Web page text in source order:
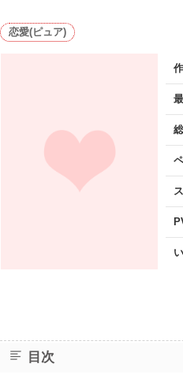
恋愛(ピュア)
目次